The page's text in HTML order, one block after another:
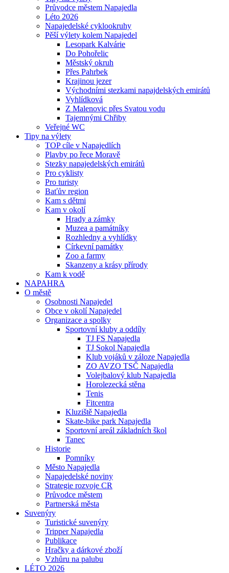
Průvodce městem Napajedla
Léto 2026
Napajedelské cyklookruhy
Pěší výlety kolem Napajedel
Lesopark Kalvárie
Do Pohořelic
Městský okruh
Přes Pahrbek
Krajinou jezer
Východními stezkami napajdelských emirátů
Vyhlídková
Z Malenovic přes Svatou vodu
Tajemnými Chřiby
Veřejné WC
Tipy na výlety
TOP cíle v Napajedlích
Plavby po řece Moravě
Stezky napajedelských emirátů
Pro cyklisty
Pro turisty
Baťův region
Kam s dětmi
Kam v okolí
Hrady a zámky
Muzea a památníky
Rozhledny a vyhlídky
Církevní památky
Zoo a farmy
Skanzeny a krásy přírody
Kam k vodě
NAPAHRA
O městě
Osobnosti Napajedel
Obce v okolí Napajedel
Organizace a spolky
Sportovní kluby a oddíly
TJ FS Napajedla
TJ Sokol Napajedla
Klub vojáků v záloze Napajedla
ZO AVZO TSČ Napajedla
Volejbalový klub Napajedla
Horolezecká stěna
Tenis
Fitcentra
Kluziště Napajedla
Skate-bike park Napajedla
Sportovní areál základních škol
Tanec
Historie
Pomníky
Město Napajedla
Napajedelské noviny
Strategie rozvoje CR
Průvodce městem
Partnerská města
Suvenýry
Turistické suvenýry
Tripper Napajedla
Publikace
Hračky a dárkové zboží
Vzhůru na palubu
LÉTO 2026